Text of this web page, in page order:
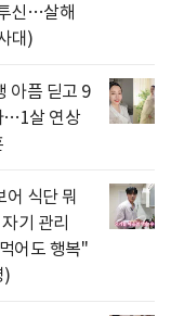
신…살해
대)
아픔 딛고 9
…1살 연상
식단 뭐
기 관리
어도 행복"
)